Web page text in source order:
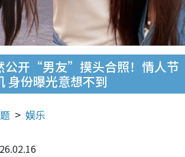
公开“男友”摸头合照！情人节
身份曝光意想不到
娱乐